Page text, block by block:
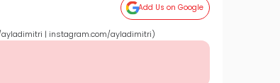
Add Us on Google
| instagram.com/ayladimitri)